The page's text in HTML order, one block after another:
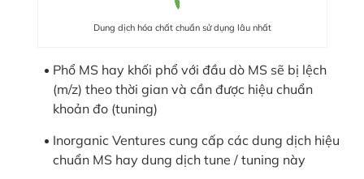
Dung dịch hóa chất chuẩn sử dụng lâu nhất
Phổ MS hay khối phổ với đầu dò MS sẽ bị lệch
(m/z) theo thời gian và cần được hiệu chuẩn
khoản đo (tuning)
Inorganic Ventures cung cấp các dung dịch hiệu
chuẩn MS hay dung dịch tune / tuning này